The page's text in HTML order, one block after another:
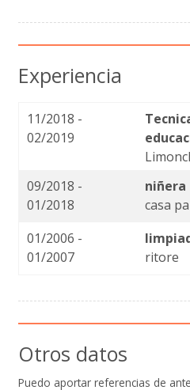
Experiencia
11/2018 -
02/2019
09/2018 -
01/2018
niñera
casa
01/2006 -
01/2007
ritore
Otros datos
Puedo aportar referencias de